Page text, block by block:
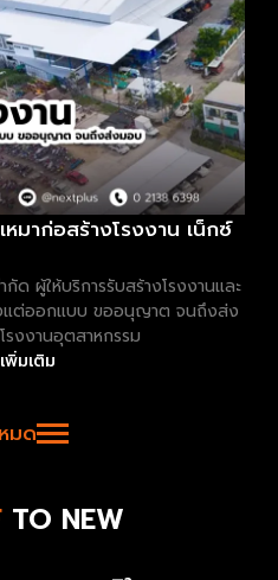
มาก่อสร้างโรงงาน เน็กซ์
ด ผู้ให้บริการรับสร้างโรงงานและ
แต่ออกแบบ ขออนุญาต จนถึงส่ง
งงานอุตสาหกรรม
พิ่มเติม
มด
TO NEW